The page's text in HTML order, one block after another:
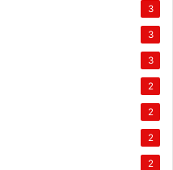
3
3
3
2
2
2
2